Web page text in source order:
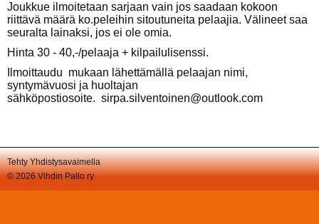
Joukkue ilmoitetaan sarjaan vain jos saadaan kokoon
riittävä määrä ko.peleihin sitoutuneita pelaajia. Välineet saa
seuralta lainaksi, jos ei ole omia.
Hinta 30 - 40,-/pelaaja + kilpailulisenssi.
Ilmoittaudu mukaan lähettämällä pelaajan nimi,
syntymävuosi ja huoltajan
sähköpostiosoite. sirpa.silventoinen@outlook.com
Tehty Yhdistysavaimella
©2026 Vihdin Pallo ry